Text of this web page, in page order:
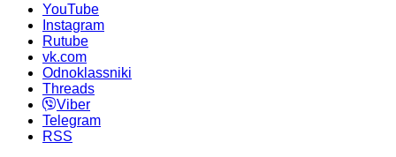
YouTube
Instagram
Rutube
vk.com
Odnoklassniki
Threads
Viber
Telegram
RSS